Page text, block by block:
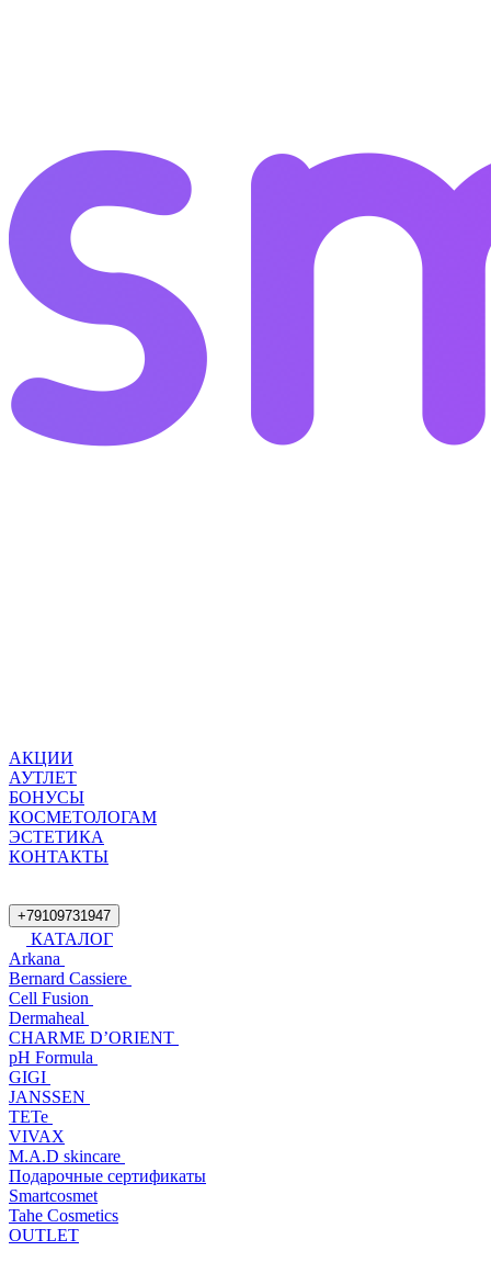
АКЦИИ
АУТЛЕТ
БОНУСЫ
КОСМЕТОЛОГАМ
ЭСТЕТИКА
КОНТАКТЫ
+79109731947
КАТАЛОГ
Arkana
Bernard Cassiere
Cell Fusion
Dermaheal
CHARME D’ORIENT
pH Formula
GIGI
JANSSEN
TETe
VIVAX
M.A.D skincare
Подарочные сертификаты
Smartcosmet
Tahe Cosmetics
OUTLET